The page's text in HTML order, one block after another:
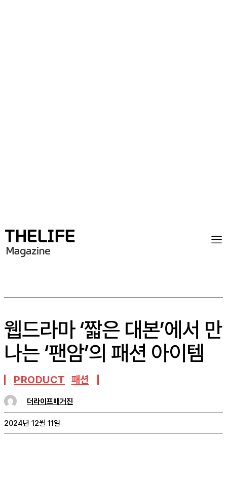
웹드라마 ‘짧은 대본’에서 만
나는 ‘팬암’의 패션 아이템
PRODUCT 패션
더라이프매거진
2024년 12월 11일